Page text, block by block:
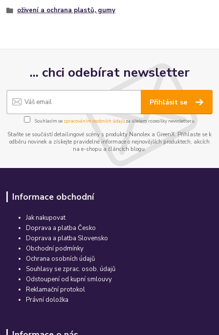
oživení a ochrana plastů, gumy
... chci odebírat newsletter
Přihlásit se
Souhlasím se zpracováním osobních údajůza účelem rozesílky newsletteru.
Staňte se součástí detailingové scény s produkty Nanolex a GreenX. Přihlaste se k
odběru novinek a získejte pravidelné informace o nejnovějších produktech, akcích
na e-shopu a článcích blogu.
Informace obchodní
Jak nakupovat
Doprava a platba Česko
Doprava a platba Slovensko
Obchodní podmínky
Ochrana osobních údajů
Souhlasy se zprac. osob. údajů
Odstoupení od kupní smlouvy
Reklamační protokol
Právní doložka